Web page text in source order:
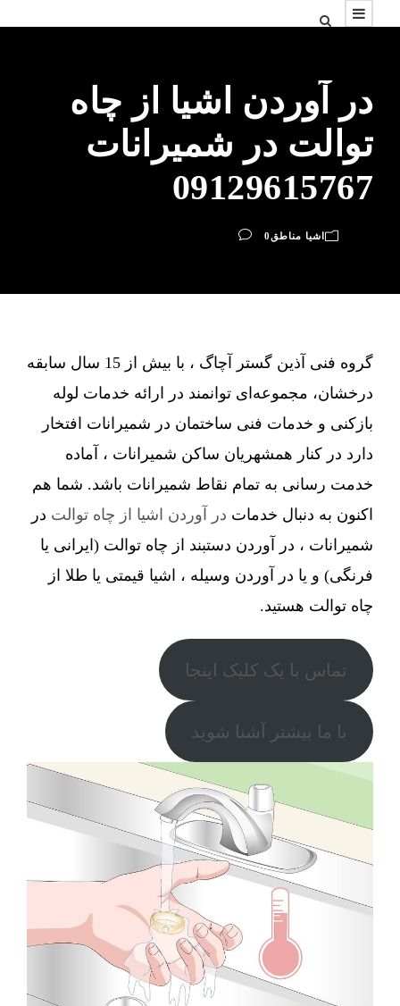
در آوردن اشیا از چاه
توالت در شمیرانات
09129615767
اشیا مناطق 0
گروه فنی آذین گستر آچاگ ، با بیش از 15 سال سابقه
درخشان، مجموعه‌ای توانمند در ارائه خدمات لوله
بازکنی و خدمات فنی ساختمان در شمیرانات افتخار
دارد در کنار همشهریان ساکن شمیرانات ، آماده
خدمت رسانی به تمام نقاط شمیرانات باشد. شما هم
اکنون به دنبال خدمات در آوردن اشیا از چاه توالت در
شمیرانات ، در آوردن دستبند از چاه توالت (ایرانی یا
فرنگی) و یا در آوردن وسیله ، اشیا قیمتی یا طلا از
چاه توالت هستید.
تماس با یک کلیک اینجا
با ما بیشتر آشنا شوید